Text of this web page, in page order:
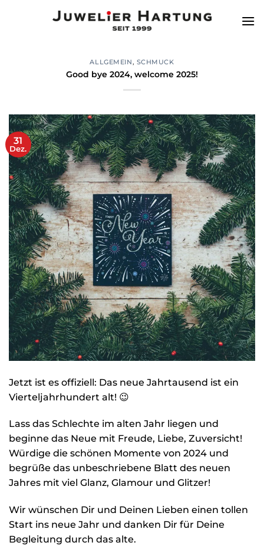
ALLGEMEIN, SCHMUCK
Good bye 2024, welcome 2025!
31
Dez.
Jetzt ist es offiziell: Das neue Jahrtausend ist ein
Vierteljahrhundert alt! 😉
Lass das Schlechte im alten Jahr liegen und
beginne das Neue mit Freude, Liebe, Zuversicht!
Würdige die schönen Momente von 2024 und
begrüße das unbeschriebene Blatt des neuen
Jahres mit viel Glanz, Glamour und Glitzer!
Wir wünschen Dir und Deinen Lieben einen tollen
Start ins neue Jahr und danken Dir für Deine
Begleitung durch das alte.